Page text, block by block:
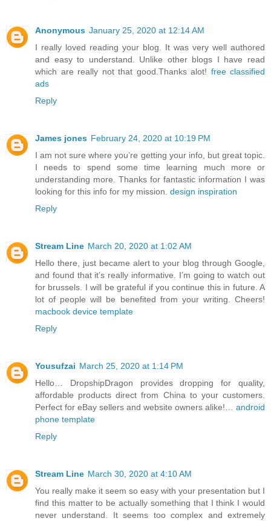
Anonymous January 25, 2020 at 12:14 AM
I really loved reading your blog. It was very well authored
and easy to understand. Unlike other blogs I have read
which are really not that good.Thanks alot! free classified
ads
Reply
James jones February 24, 2020 at 10:19 PM
I am not sure where you’re getting your info, but great topic.
I needs to spend some time learning much more or
understanding more. Thanks for fantastic information I was
looking for this info for my mission. design inspiration
Reply
Stream Line March 20, 2020 at 1:02 AM
Hello there, just became alert to your blog through Google,
and found that it’s really informative. I’m going to watch out
for brussels. I will be grateful if you continue this in future. A
lot of people will be benefited from your writing. Cheers!
macbook device template
Reply
Yousufzai March 25, 2020 at 1:14 PM
Hello… DropshipDragon provides dropping for quality,
affordable products direct from China to your customers.
Perfect for eBay sellers and website owners alike!… android
phone template
Reply
Stream Line March 30, 2020 at 4:10 AM
You really make it seem so easy with your presentation but I
find this matter to be actually something that I think I would
never understand. It seems too complex and extremely